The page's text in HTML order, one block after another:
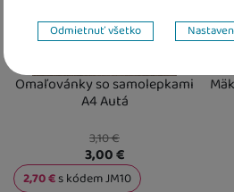
Nastavenie súhlasov s
VŽDY AKTÍVNE
porovnávanie produktov a ďalšie
Preferenčné a rozšírené
Preferenčné a rozšírené funkcie
nastavovať znova a aby ste sa s nami
chatu.
Odmietnuť všetko
Omaľovánky so samolepkami
A4 Autá
3,10€
3,00€
2,70€s kódemJM10